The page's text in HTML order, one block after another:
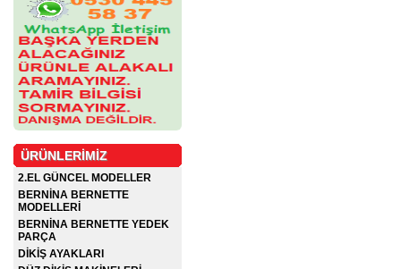
ÜRÜNLERİMİZ
2.EL GÜNCEL MODELLER
BERNİNA BERNETTE
MODELLERİ
BERNİNA BERNETTE YEDEK
PARÇA
DİKİŞ AYAKLARI